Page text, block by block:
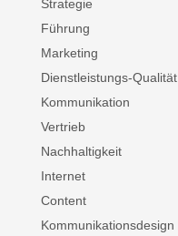
Strategie
Führung
Marketing
Dienstleistungs-Qualität
Kommunikation
Vertrieb
Nachhaltigkeit
Internet
Content
Kommunikationsdesign